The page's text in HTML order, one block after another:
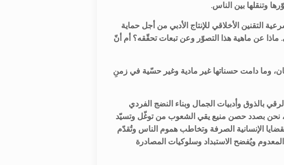
وتنقلها بين الناس.
الأخلاقي للإنتاج الأدبي من أجل حماية
ماذا عن ماهية هذا التصوّر وعن تبعات تحقّقه؟ أم أنّ
وما دامت حسناتها غير مادية وغير حسّية في زمنِ
بالذوق وأدبيات الجمال وبناء النضج الفردي
نحن بصدد حصن منيع يقي الشعوب من توغّل وتسيّد
الإنسانية الصرفة وتخاطب هموم الناس وتُقدّم
ويُفضح الاستبداد وسلوكيات المصادرة